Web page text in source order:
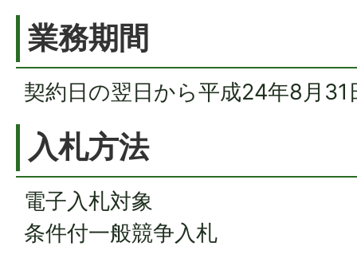
業務期間
契約日の翌日から平成24年8月31
入札方法
電子入札対象
条件付一般競争入札